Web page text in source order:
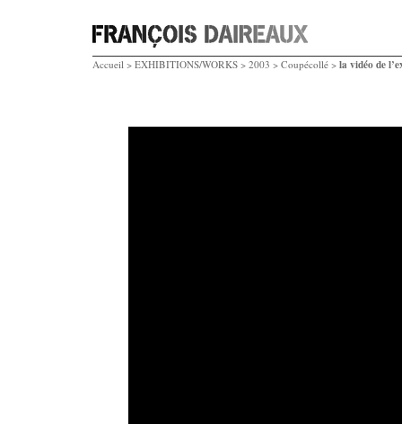
Accueil > EXHIBITIONS/WORKS> 2003 > Coupécollé> la vidéo de